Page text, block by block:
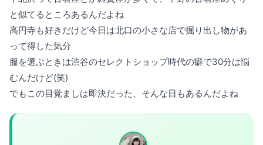
と似てるところあるんだよね
高円寺も好きだけど今日は北口の小さな店で掘り出し物があ
って得した気分
服を選ぶときは渋谷のセレクトショップ時代の癖で30分は悩
むんだけど(笑)
でもこの目覚ましは即決だった、そんな日もあるんだよね